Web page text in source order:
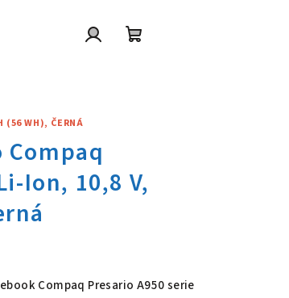
(56 WH), ČERNÁ
Compaq Presario
Compaq Presario A950 serie